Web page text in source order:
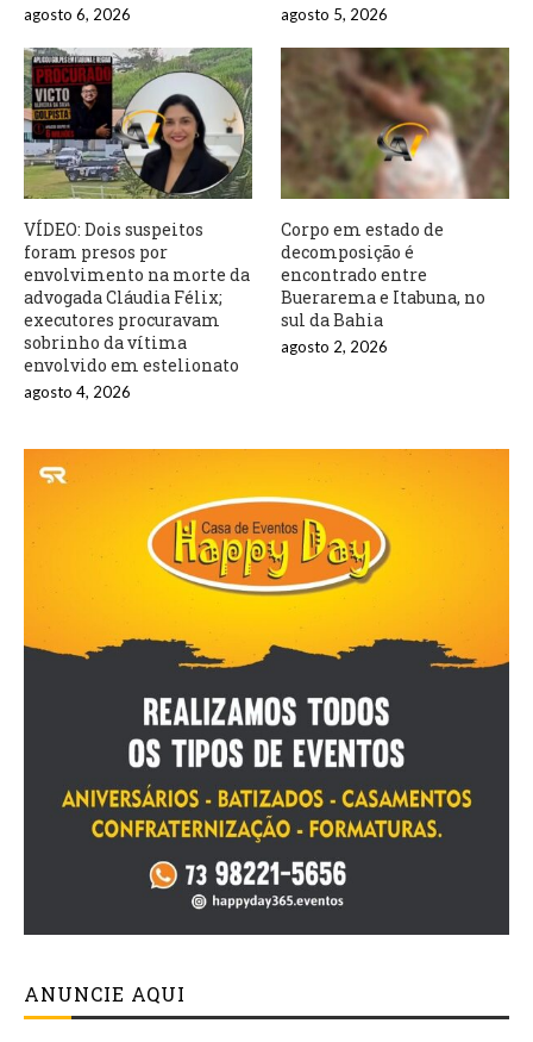
agosto 6, 2026 agosto 5, 2026
VÍDEO: Dois suspeitos
foram presos por
envolvimento na morte da
advogada Cláudia Félix;
executores procuravam
sobrinho da vítima
envolvido em estelionato
agosto 4, 2026
Corpo em estado de
decomposição é
encontrado entre
Buerarema e Itabuna, no
sul da Bahia
agosto 2, 2026
ANUNCIE AQUI